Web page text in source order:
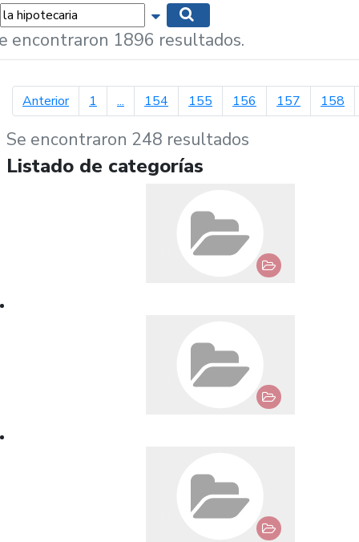
Mostrar opciones de búsqueda
encontraron 1896 resultados.
Anteriorpágina anterior
1 ... 154 155 156 157 158
Se encontraron 248 resultados
Listado de categorías